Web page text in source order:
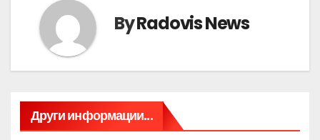
ByRadovis News
Други информации...